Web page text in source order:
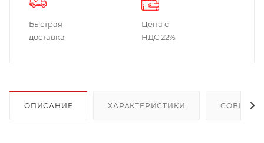
Быстрая
доставка
Цена с
НДС 22%
ОПИСАНИЕ ХАРАКТЕРИСТИКИ